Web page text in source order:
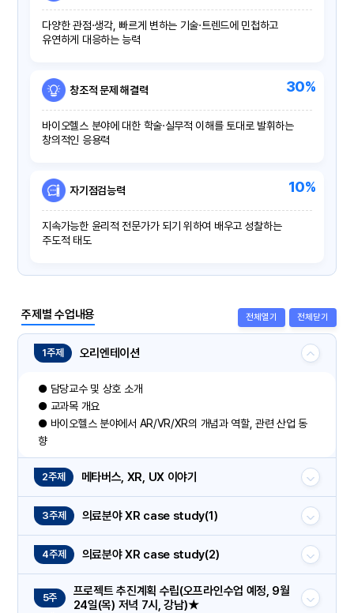
다양한 관점·생각, 빠르게 변하는 기술·트렌드에 민첩하고
유연하게 대응하는 능력
창조적 문제 해결력
바이오헬스 분야에 대한 학술·실무적 이해를 토대로 발휘하는
창의적인 응용력
30%
자기점검능력
지속가능한 윤리적 전문가가 되기 위하여 배우고 성찰하는
주도적 태도
10%
주제별 수업내용 전체열기 전체닫기
1주제 오리엔테이션
● 담당교수 및 상호 소개
● 교과목 개요
● 바이오헬스 분야에서 AR/VR/XR의 개념과 역할, 관련 산업 동
향
2주제 메타버스, XR, UX 이야기
3주제 의료분야 XR case study(1)
4주제 의료분야 XR case study(2)
5주
프로젝트 추진계획 수립(오프라인수업 예정, 9월
24일(목) 저녁 7시, 강남)★